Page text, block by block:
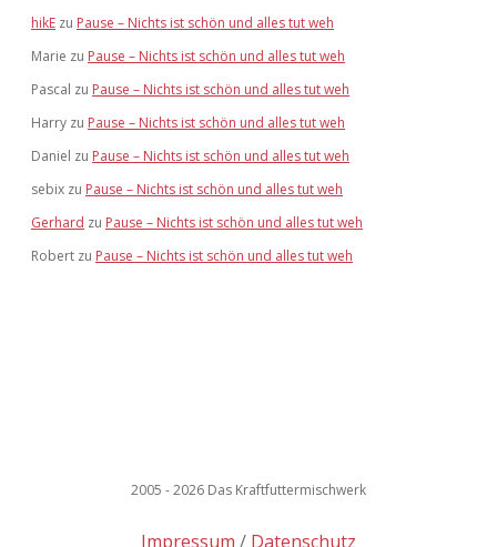
hikE zu Pause – Nichts ist schön und alles tut weh
Marie zu Pause – Nichts ist schön und alles tut weh
Pascal zu Pause – Nichts ist schön und alles tut weh
Harry zu Pause – Nichts ist schön und alles tut weh
Daniel zu Pause – Nichts ist schön und alles tut weh
sebix zu Pause – Nichts ist schön und alles tut weh
Gerhard zu Pause – Nichts ist schön und alles tut weh
Robert zu Pause – Nichts ist schön und alles tut weh
2005 - 2026 Das Kraftfuttermischwerk
Impressum Datenschutz